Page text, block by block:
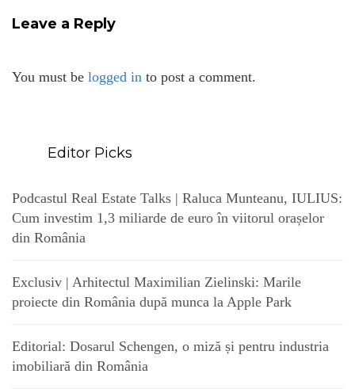
Leave a Reply
You must be logged in to post a comment.
Editor Picks
Podcastul Real Estate Talks | Raluca Munteanu, IULIUS:
Cum investim 1,3 miliarde de euro în viitorul orașelor
din România
Exclusiv | Arhitectul Maximilian Zielinski: Marile
proiecte din România după munca la Apple Park
Editorial: Dosarul Schengen, o miză și pentru industria
imobiliară din România